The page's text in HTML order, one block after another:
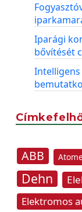
Iparági
bővítését
ABB
Dehn
Elektromos